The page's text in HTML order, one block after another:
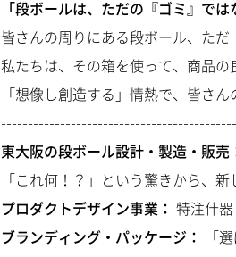
「段ボールは、ただの『ゴミ』で
皆さんの周りにある段ボール、た
私たちは、その箱を使って、商品の
「想像し創造する」情熱で、皆さ
東大阪の段ボール設計・製造・販売
「これ何！？」という驚きから、新
プロダクトデザイン事業： 特注什
ブランディング・パッケージ：
「